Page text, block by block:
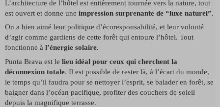
L’architecture de l’hôtel est entièrement tournée vers la nature, tout
est ouvert et donne une impression surprenante de “luxe naturel”.
On a bien aimé leur politique d’écoresponsabilité, et leur volonté
d’agir comme gardiens de cette forêt qui entoure l’hôtel. Tout
fonctionne à l’énergie solaire.
Punta Brava est le lieu idéal pour ceux qui cherchent la
déconnexion totale. Il est possible de rester là, à l’écart du monde,
le temps qu’il faudra pour se nettoyer l’esprit, se balader en forêt, se
baigner dans l’océan pacifique, profiter des couchers de soleil
depuis la magnifique terrasse.